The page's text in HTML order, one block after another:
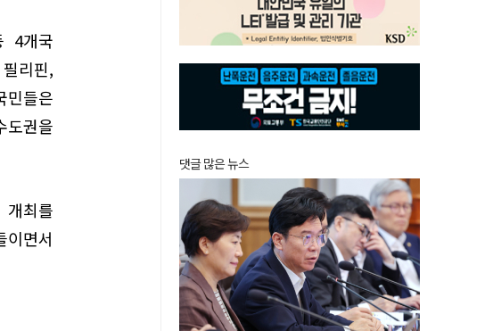
4개국
리핀,
민들은
도권을
개최를
면서
댓글 많은 뉴스